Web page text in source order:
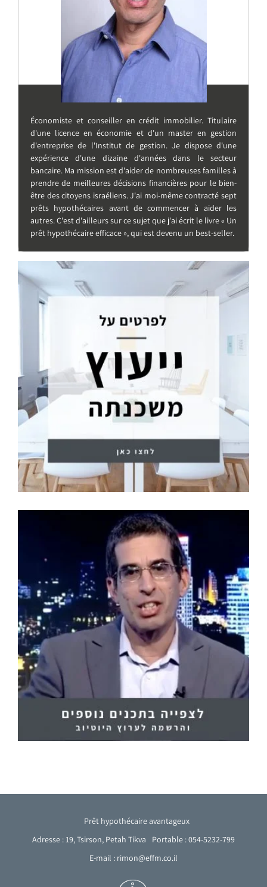
Économiste et conseiller en crédit immobilier. Titulaire
d'une licence en économie et d'un master en gestion
d'entreprise de l'Institut de gestion. Je dispose d'une
expérience d'une dizaine d'années dans le secteur
bancaire. Ma mission est d'aider de nombreuses familles à
prendre de meilleures décisions financières pour le bien-
être des citoyens israéliens. J'ai moi-même contracté sept
prêts hypothécaires avant de commencer à aider les
autres. C'est d'ailleurs sur ce sujet que j'ai écrit le livre « Un
prêt hypothécaire efficace », qui est devenu un best-seller.
Prêt hypothécaire avantageux
Adresse : 19, Tsirson, Petah Tikva
Portable : 054-5232-799
E-mail : rimon@effm.co.il